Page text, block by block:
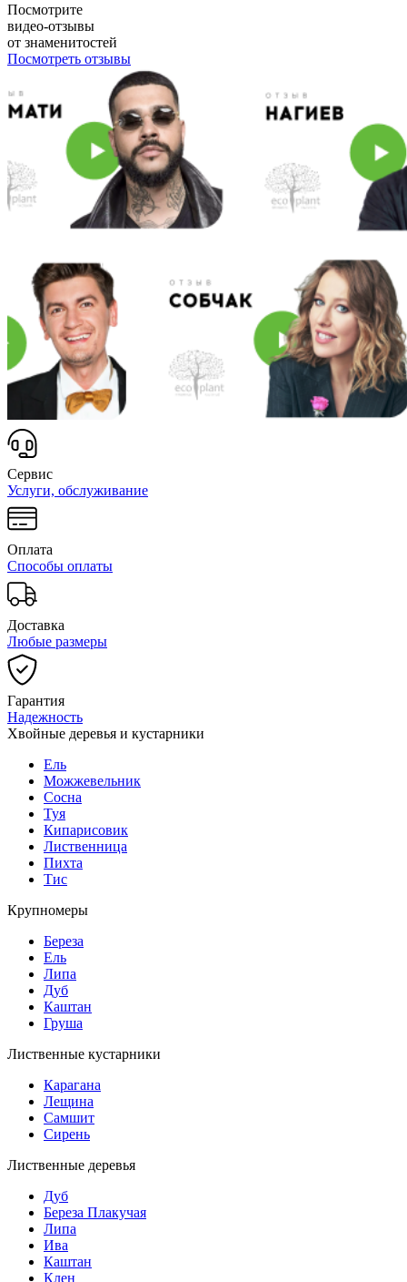
Посмотрите
видео-отзывы
от знаменитостей
Посмотреть отзывы
Сервис
Услуги, обслуживание
Оплата
Способы оплаты
Доставка
Любые размеры
Гарантия
Надежность
Хвойные деревья и кустарники
Ель
Можжевельник
Сосна
Туя
Кипарисовик
Лиственница
Пихта
Тис
Крупномеры
Береза
Ель
Липа
Дуб
Каштан
Груша
Лиственные кустарники
Карагана
Лещина
Самшит
Сирень
Лиственные деревья
Дуб
Береза Плакучая
Липа
Ива
Каштан
Клен